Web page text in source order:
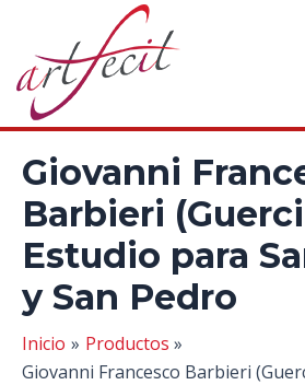
contenido
Giovanni
Barbieri
Estudio para
y San Pedro
Inicio
Productos
Giovanni Francesco Barbieri